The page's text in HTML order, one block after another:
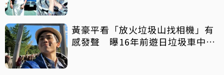
黃豪平看「放火垃圾山找相機」有
感發聲 曝16年前遊日垃圾車中含